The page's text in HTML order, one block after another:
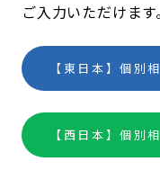
ご入力いただけます。
【東日本】個別
【西日本】個別